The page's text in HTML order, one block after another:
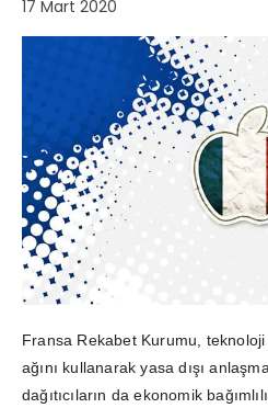
17 Mart 2020
Fransa Rekabet Kurumu, teknoloji
ağını kullanarak yasa dışı
dağıtıcıların da ekonomik